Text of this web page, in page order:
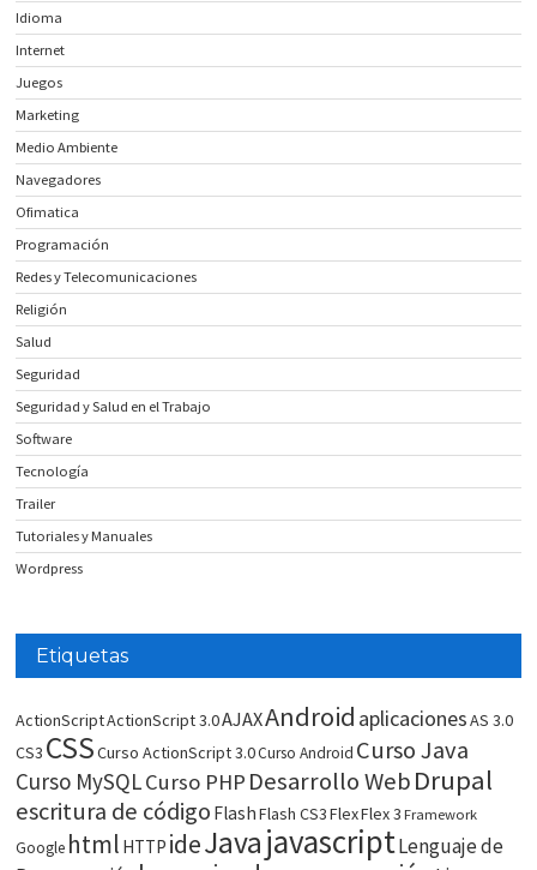
Idioma
Internet
Juegos
Marketing
Medio Ambiente
Navegadores
Ofimatica
Programación
Redes y Telecomunicaciones
Religión
Salud
Seguridad
Seguridad y Salud en el Trabajo
Software
Tecnología
Trailer
Tutoriales y Manuales
Wordpress
Etiquetas
ActionScriptActionScript 3.0AJAXAndroid aplicacionesAS 3.0
CS3 CSSCurso ActionScript 3.0Curso Android Curso Java
Curso MySQLCurso PHP Desarrollo WebDrupal
escritura de código FlashFlash CS3FlexFlex 3 Framework
Google html HTTP ideJavajavascriptLenguaje de